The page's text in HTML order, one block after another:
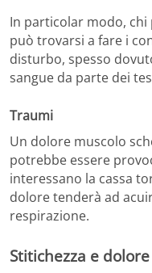
In particolar modo,
può trovarsi a fare i
disturbo, spesso
sangue da parte dei
Traumi
Un dolore muscolo
potrebbe essere
interessano la cassa
dolore tenderà ad
respirazione.
Stitichezza e